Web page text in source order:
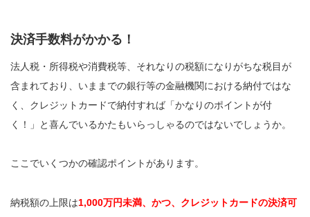
決済手数料がかかる！
法人税・所得税や消費税等、それなりの税額になりがちな税目が
含まれており、いままでの銀行等の金融機関における納付ではな
く、クレジットカードで納付すれば「かなりのポイントが付
く！」と喜んでいるかたもいらっしゃるのではないでしょうか。
ここでいくつかの確認ポイントがあります。
納税額の上限は1,000万円未満、かつ、クレジットカードの決済可